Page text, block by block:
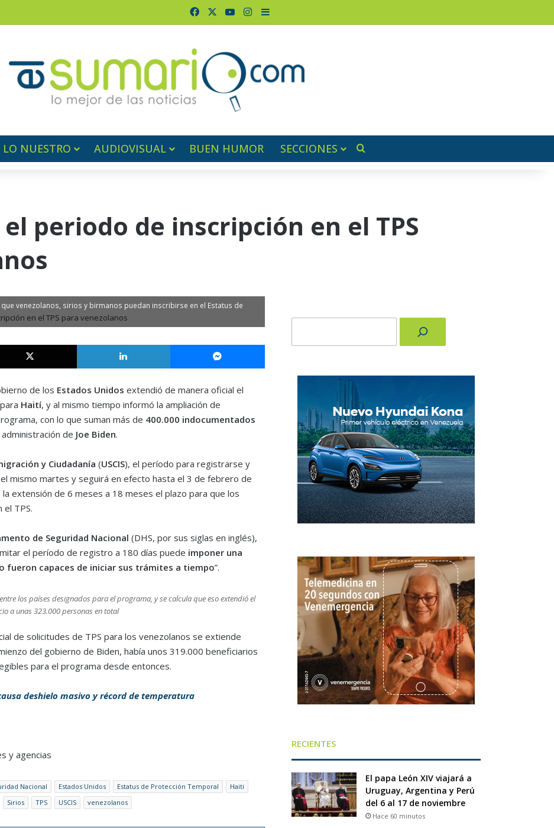
FacebookYouTubeInstagram
Barra lateral
LO NUESTRO AUDIOVISUAL BUEN HUMOR SECCIONES
el periodo de inscripción en el TPS
venezolanos, sirios y birmanos puedan inscribirse en el Estatus de
X LinkedIn Messenger
de los Estados Unidos extendió de manera oficial el
Haití, y al mismo tiempo informó la ampliación de
con lo que suman más de 400.000 indocumentados
de Joe Biden.
y Ciudadanía (USCIS), el período para registrarse y
mismo martes y seguirá en efecto hasta el 3 de febrero de
extensión de 6 meses a 18 meses el plazo para que los
el TPS.
de Seguridad Nacional (DHS, por sus siglas en inglés),
el período de registro a 180 días puede imponer una
fueron capaces de iniciar sus trámites a tiempo”.
los países designados para el programa, y se calcula que eso extendió el
a unas 323.000 personas en total
de solicitudes de TPS para los venezolanos se extiende
del gobierno de Biden, había unos 319.000 beneficiarios
para el programa desde entonces.
deshielo masivo y récord de temperatura
y agencias
Nacional Estados Unidos Estatus de Protección Temporal
Haiti
Sirios TPS USCIS venezolanos
RECIENTES
El papa León XIV viajará a
Uruguay, Argentina y Perú
del 6 al 17 de noviembre
Hace 60 minutos